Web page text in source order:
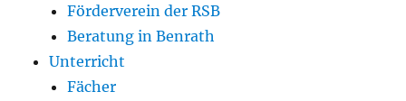
Förderverein der RSB
Beratung in Benrath
Unterricht
Fächer